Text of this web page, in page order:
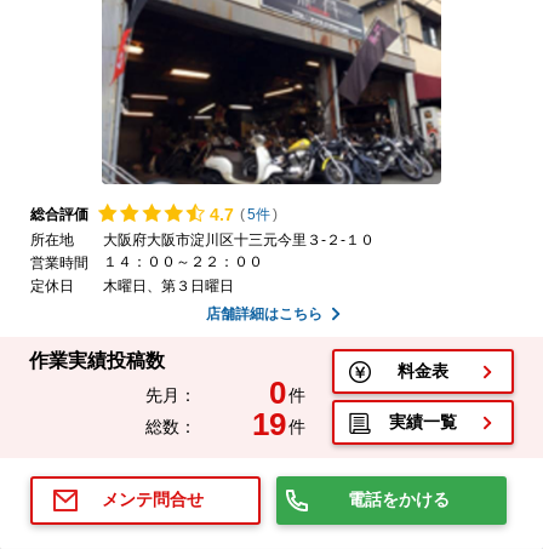
総合評価 4.7 (5件)
所在地
大阪府大阪市淀川区十三元今里３-２-１０
営業時間
１４：００～２２：００
定休日
木曜日、第３日曜日
店舗詳細はこちら
作業実績投稿数
先月： 0件
総数：
19件
料金表
実績一覧
メンテ問合せ 電話をかける